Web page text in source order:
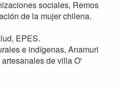
sociales, Remos
de la mujer chilena.
EPES.
e indígenas, Anamuri
de villa O'